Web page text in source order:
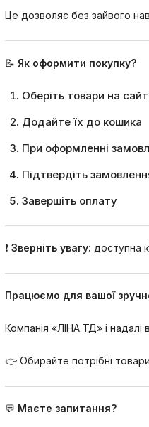
Це дозволяє без зайвого
📝 Як оформити покупку?
Оберіть товари на
Додайте їх до кошика
При оформленні
Підтвердіть
Завершіть оплату
❗ Зверніть увагу: доступна
Працюємо для вашої
Компанія «ЛІНА ТД» і
👉 Обирайте потрібні
💬 Маєте запитання?